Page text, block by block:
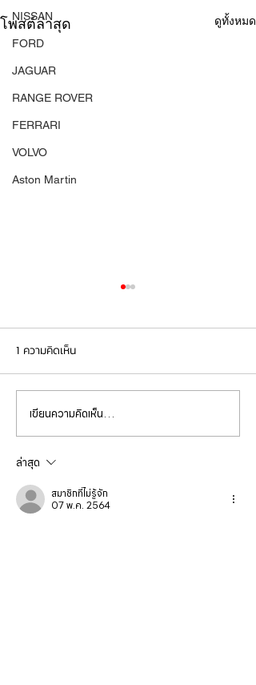
NISSAN
FORD
JAGUAR
RANGE ROVER
FERRARI
VOLVO
Aston Martin
โพสต์ล่าสุด ดูทั้งหมด
PORSCHE CAYENNE 958.2
เปลี่ยนยางขอบไฟหน้า
1 ความคิดเห็น
เขียนความคิดเห็น…
ล่าสุด
สมาชิกที่ไม่รู้จัก
07 พ.ค. 2564